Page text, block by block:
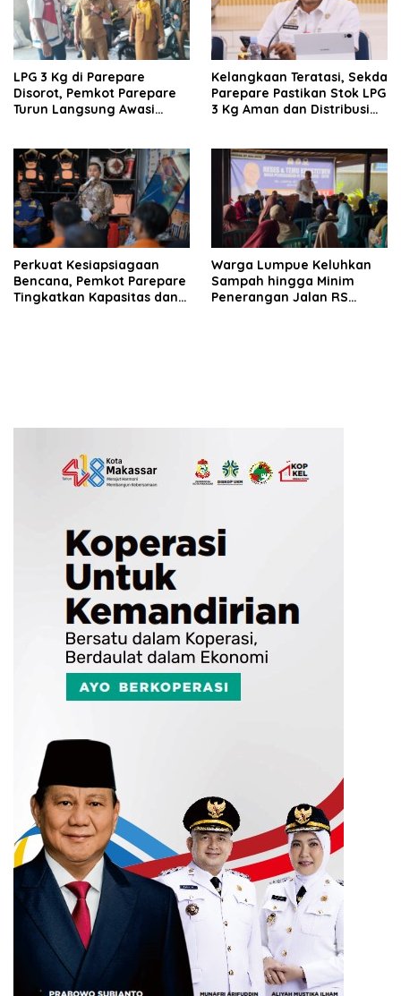
LPG 3 Kg di Parepare
Disorot, Pemkot Parepare
Turun Langsung Awasi
Kelangkaan Teratasi, Sekda
Parepare Pastikan Stok LPG
3 Kg Aman dan Distribusi
Perkuat Kesiapsiagaan
Bencana, Pemkot Parepare
Tingkatkan Kapasitas dan
Warga Lumpue Keluhkan
Sampah hingga Minim
Penerangan Jalan RS